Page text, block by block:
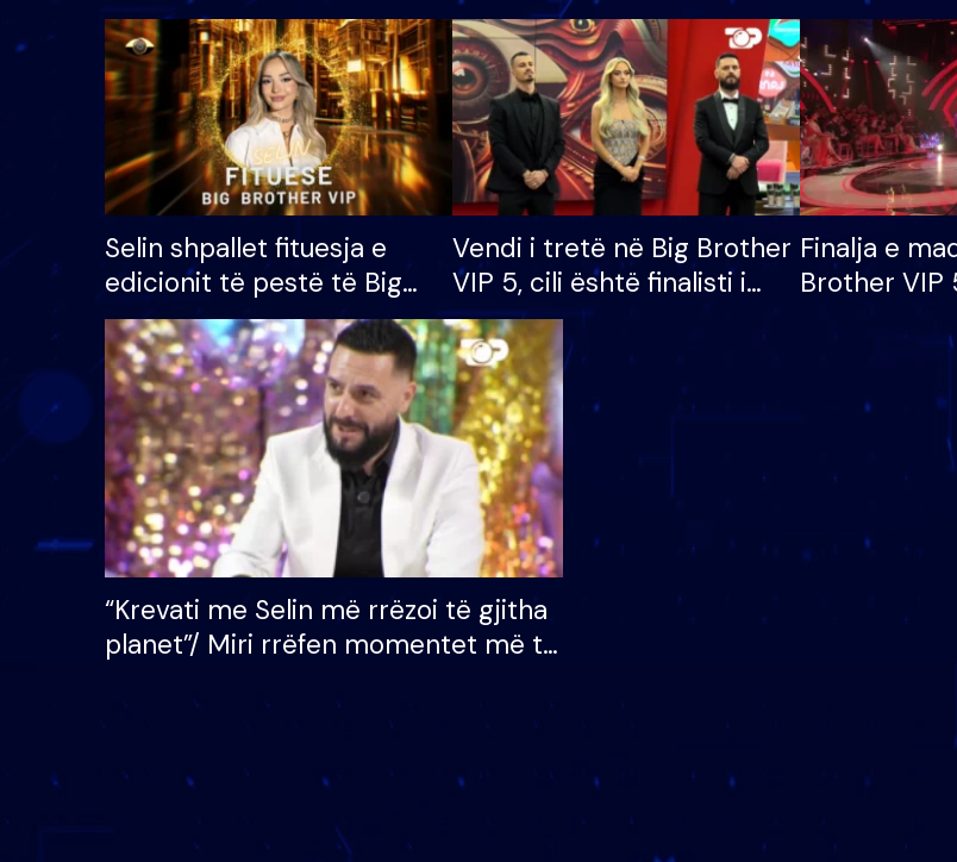
Selin shpallet fituesja e
edicionit të pestë të Big
Brother VIP, rrëmben
çmimin e madh prej 100
mijë eurosh
Vendi i tretë në Big Brother
VIP 5, cili është finalisti i
radhës që lë shtëpinë
Finalja e
Brother VIP
banori i
dhe humb
të fituar
“Krevati me Selin më rrëzoi të gjitha
planet”/ Miri rrëfen momentet më të
mungojë zilja e mëngjesit kur…